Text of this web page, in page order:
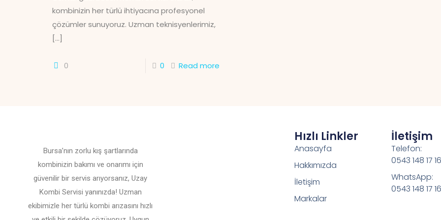
kombinizin her türlü ihtiyacına profesyonel
çözümler sunuyoruz. Uzman teknisyenlerimiz,
[…]
0 0 Read more
Bursa’nın zorlu kış şartlarında
kombinizin bakımı ve onarımı için
güvenilir bir servis arıyorsanız, Uzay
Kombi Servisi yanınızda! Uzman
ekibimizle her türlü kombi arızasını hızlı
Hızlı Linkler
Anasayfa
Hakkımızda
İletişim
Markalar
İletişim
Telefon:
0543 148 17
WhatsApp:
0543 148 17